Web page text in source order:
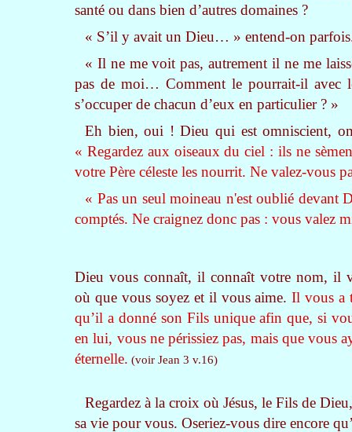
santé ou dans bien d’autres domaines ?
« S’il y avait un Dieu… » entend-on
« Il ne me voit pas, autrement il ne me
pas de moi… Comment le pourrait-il avec
s’occuper de chacun d’eux en particulier ? »
Eh bien, oui ! Dieu qui est omniscient,
« Regardez aux oiseaux du ciel : ils ne
votre Père céleste les nourrit. Ne valez-vous
« Pas un seul moineau n'est oublié devant
comptés. Ne craignez donc pas : vous valez
Regardez à la croix où Jésus, le Fils de
sa vie pour vous. Oseriez-vous dire encore
Dieu vous connaît, il connaît votre nom, il
où que vous soyez et il vous aime.Il vous a
qu’il a donné son Fils unique afin que, si
en lui, vous ne périssiez pas, mais que vous
éternelle. (voir Jean 3 v.16)